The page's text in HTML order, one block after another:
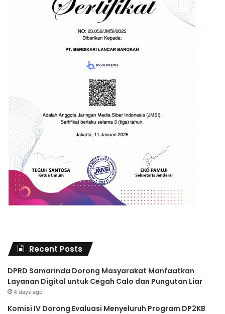
Recent Posts
DPRD Samarinda Dorong Masyarakat Manfaatkan
Layanan Digital untuk Cegah Calo dan Pungutan Liar
4 days ago
Komisi IV Dorong Evaluasi Menyeluruh Program DP2KB